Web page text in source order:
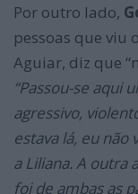
Por outro lado,
pessoas que viu
Aguiar, diz que
“Passou-se aqui
agressivo,
estava lá, eu não
a Liliana. A outra
foi de ambas as